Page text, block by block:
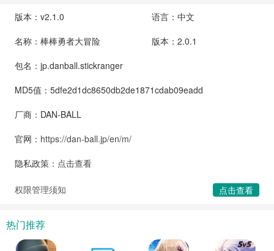
版本：v2.1.0
语言：中文
名称：棒棒勇者大冒险
版本：2.0.1
包名：jp.danball.stickranger
MD5值：5dfe2d1dc8650db2de1871cdab09eadd
厂商：DAN-BALL
官网： https://dan-ball.jp/en/m/
隐私政策： 点击查看
权限管理须知 点击查看
热门推荐